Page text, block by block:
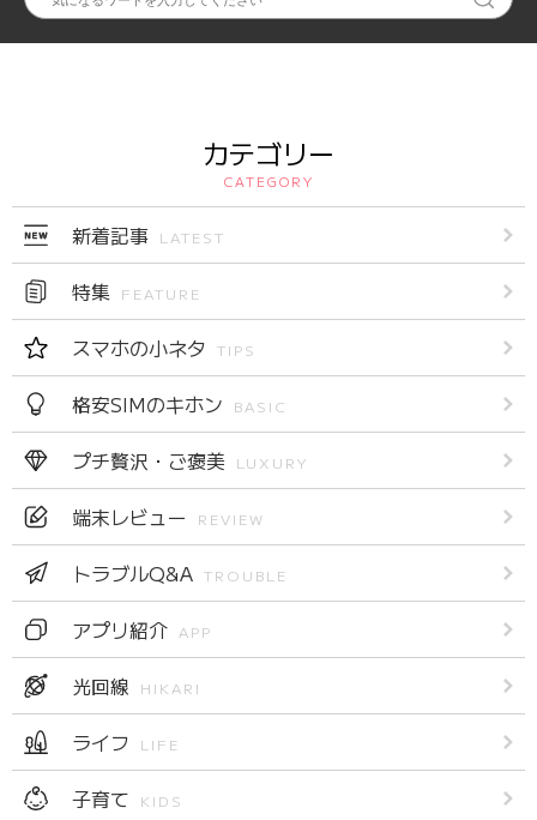
カテゴリー
CATEGORY
新着記事 LATEST
特集 FEATURE
スマホの小ネタ TIPS
格安SIMのキホン BASIC
プチ贅沢・ご褒美 LUXURY
端末レビュー REVIEW
トラブルQ&A TROUBLE
アプリ紹介 APP
光回線 HIKARI
ライフ LIFE
子育て KIDS